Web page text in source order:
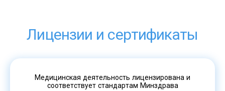
Лицензии и сертификаты
Медицинская деятельность лицензирована и
соответствует стандартам Минздрава